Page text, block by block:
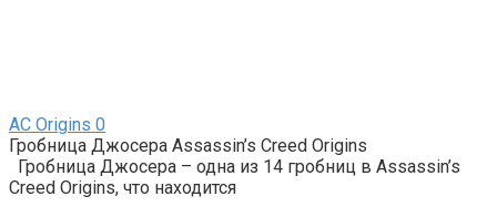
AС Origins 0
Гробница Джосера Assassin’s Creed Origins
Гробница Джосера – одна из 14 гробниц в Assassin’s
Creed Origins, что находится